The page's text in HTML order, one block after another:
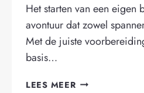
Het starten van een eigen
avontuur dat zowel
Met de juiste
basis…
LEES MEERIN